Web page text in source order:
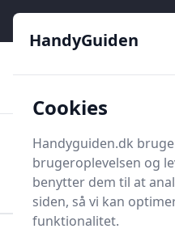
Søg nu
Søg nu
HandyGuiden
Cookies
Handyguiden.dk
brugeroplevelsen og
benytter dem til at
siden, så vi kan
funktionalitet.